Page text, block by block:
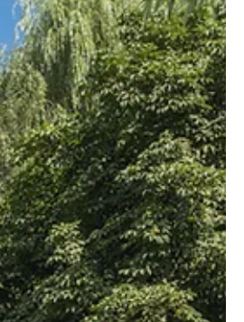
az elmúlt években látványos fejlődésen
PRO márka mára stabil szereplőjévé vált
A gyártó filozófiája egyszerű: profi
elérhető áron, kompromisszumok
– 20 V-os és 40 V-os – olyan
amelyekkel a hobbi kertészek és az
végezhetik el a szezonális